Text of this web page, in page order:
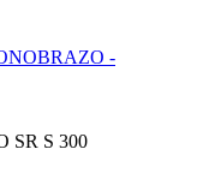
SR S 300